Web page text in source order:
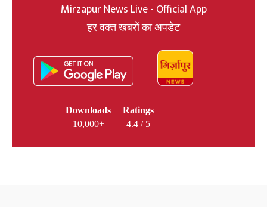
Mirzapur News Live - Official App
हर वक्त खबरों का अपडेट
Downloads
10,000+
Ratings
4.4 / 5